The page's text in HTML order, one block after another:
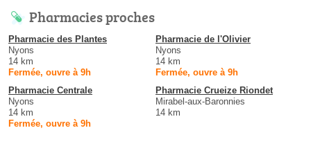
Pharmacies proches
Pharmacie des Plantes
Nyons
14 km
Fermée, ouvre à 9h
Pharmacie de l'Olivier
Nyons
14 km
Fermée, ouvre à 9h
Pharmacie Centrale
Nyons
14 km
Fermée, ouvre à 9h
Pharmacie Crueize Riondet
Mirabel-aux-Baronnies
14 km